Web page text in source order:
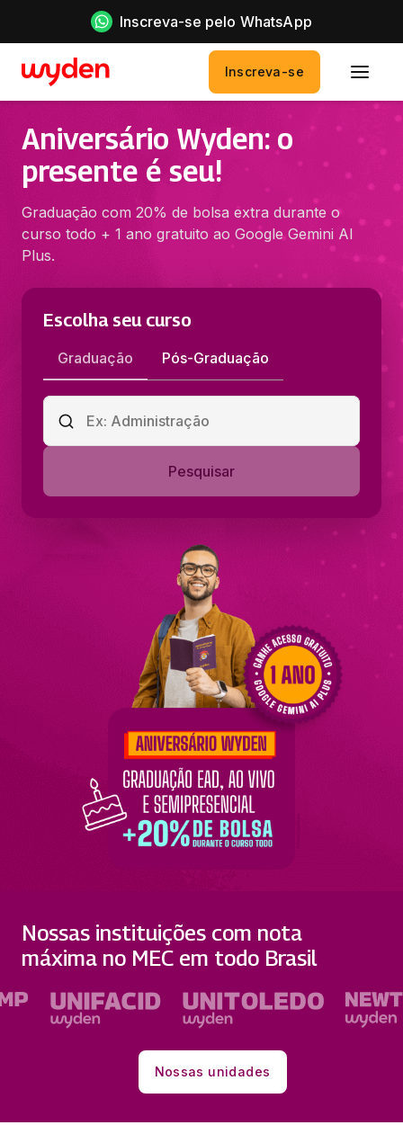
Inscreva-se pelo WhatsApp
Inscreva-se
Aniversário Wyden: o
presente é seu!
Graduação com 20% de bolsa extra durante o
curso todo + 1 ano gratuito ao Google Gemini AI
Plus.
Escolha seu curso
Graduação Pós-Graduação
Pesquisar
Nossas instituições com nota
máxima no MEC em todo Brasil
Nossas unidades